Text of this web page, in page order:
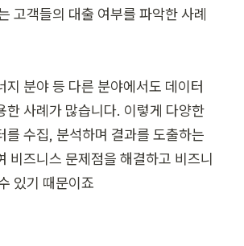
고객들의 대출 여부를 파악한 사례
지 분야 등 다른 분야에서도 데이터
한 사례가 많습니다. 이렇게 다양한
를 수집, 분석하며 결과를 도출하는
비즈니스 문제점을 해결하고 비즈니
있기 때문이죠